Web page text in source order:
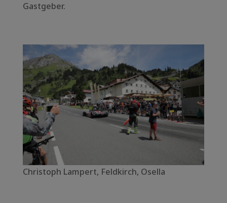
Gastgeber.
Christoph Lampert, Feldkirch, Osella